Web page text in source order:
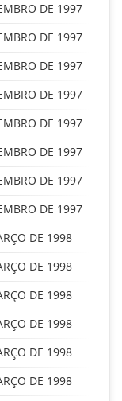
DE 1997
DE 1997
DE 1997
DE 1997
DE 1997
DE 1997
DE 1997
DE 1997
DE 1998
DE 1998
DE 1998
DE 1998
DE 1998
DE 1998